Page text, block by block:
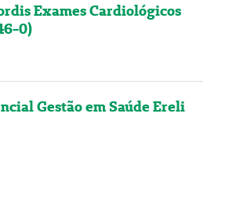
Exames Cardiológicos
0)
Gestão em Saúde Ereli